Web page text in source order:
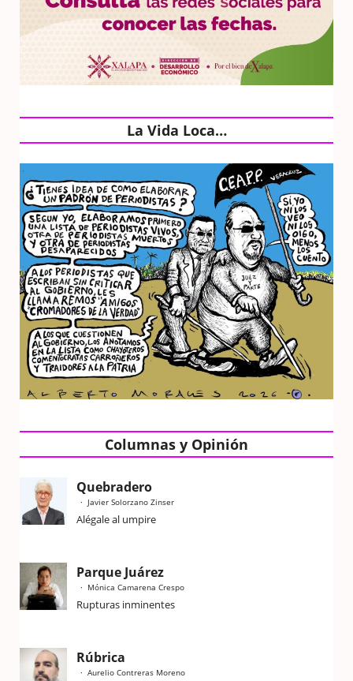
La Vida Loca…
Columnas y Opinión
Quebradero
Javier Solorzano Zinser
Alégale al umpire
Parque Juárez
Mónica Camarena Crespo
Rupturas inminentes
Rúbrica
Aurelio Contreras Moreno